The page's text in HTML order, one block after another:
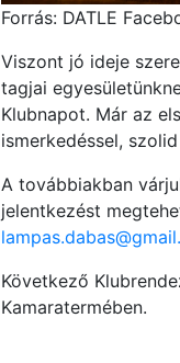
Forrás: DATLE
Viszont jó ideje
tagjai
Klubnapot. Már az
ismerkedéssel,
A továbbiakban
jelentkezést
Következő
Kamaratermében.